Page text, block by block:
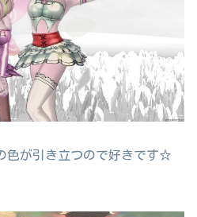
色が引き立つので好きです☆